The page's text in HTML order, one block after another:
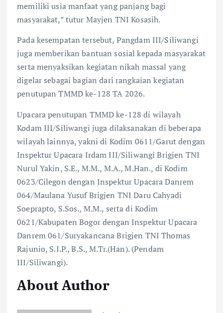
memiliki usia manfaat yang panjang bagi
masyarakat,” tutur Mayjen TNI Kosasih.
Pada kesempatan tersebut, Pangdam III/Siliwangi
juga memberikan bantuan sosial kepada masyarakat
serta menyaksikan kegiatan nikah massal yang
digelar sebagai bagian dari rangkaian kegiatan
penutupan TMMD ke-128 TA 2026.
Upacara penutupan TMMD ke-128 di wilayah
Kodam III/Siliwangi juga dilaksanakan di beberapa
wilayah lainnya, yakni di Kodim 0611/Garut dengan
Inspektur Upacara Irdam III/Siliwangi Brigjen TNI
Nurul Yakin, S.E., M.M., M.A., M.Han., di Kodim
0623/Cilegon dengan Inspektur Upacara Danrem
064/Maulana Yusuf Brigjen TNI Daru Cahyadi
Soeprapto, S.Sos., M.M., serta di Kodim
0621/Kabupaten Bogor dengan Inspektur Upacara
Danrem 061/Suryakancana Brigjen TNI Thomas
Rajunio, S.I.P., B.S., M.Tr.(Han). (Pendam
III/Siliwangi).
About Author